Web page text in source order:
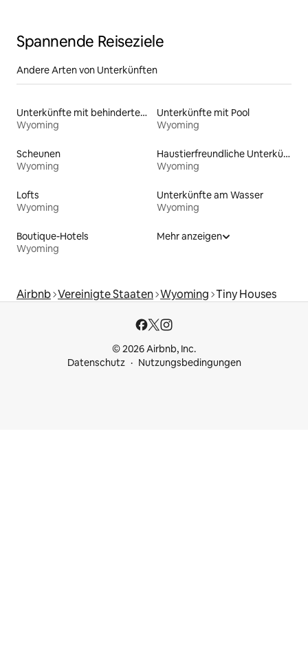
Spannende Reiseziele
Andere Arten von Unterkünften
Unterkünfte mit behindertengerechtem WC
Wyoming
Unterkünfte mit Pool
Wyoming
Scheunen
Wyoming
Haustierfreundliche Unterkünfte
Wyoming
Lofts
Wyoming
Unterkünfte am Wasser
Wyoming
Boutique-Hotels
Wyoming
Mehr anzeigen
Airbnb Vereinigte Staaten Wyoming Tiny Houses
© 2026 Airbnb, Inc.
Datenschutz
Nutzungsbedingungen